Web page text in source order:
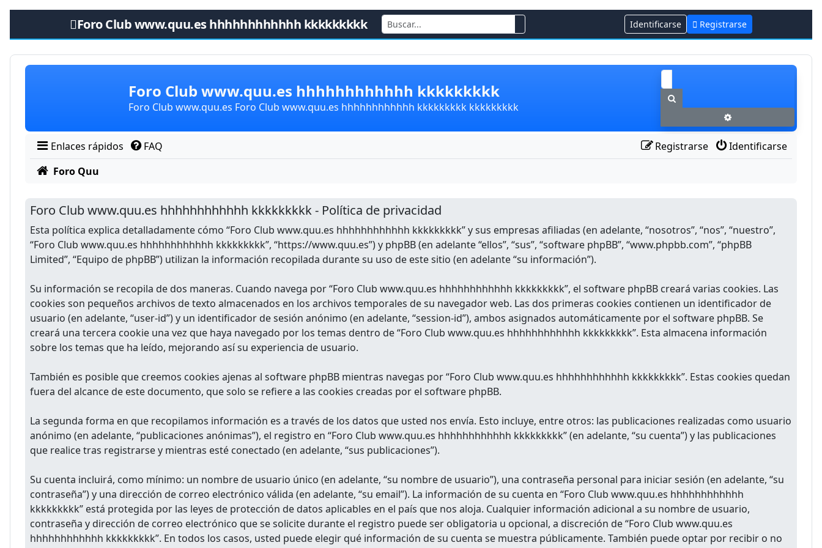
Foro Club www.quu.es hhhhhhhhhhhh kkkkkkkkk Identificarse Registrarse
Obviar
Foro Club www.quu.es hhhhhhhhhhhh kkkkkkkkk
Foro Club www.quu.es Foro Club www.quu.es hhhhhhhhhhhh kkkkkkkkk kkkkkkkkk
Enlaces rápidos FAQ Identificarse
Registrarse
Foro Quu
Foro Club www.quu.es hhhhhhhhhhhh kkkkkkkkk - Política de privacidad
Esta política explica detalladamente cómo “Foro Club www.quu.es hhhhhhhhhhhh kkkkkkkkk” y sus empresas afiliadas (en adelante, “nosotros”, “nos”, “nuestro”,
“Foro Club www.quu.es hhhhhhhhhhhh kkkkkkkkk”, “https://www.quu.es”) y phpBB (en adelante “ellos”, “sus”, “software phpBB”, “www.phpbb.com”, “phpBB
Limited”, “Equipo de phpBB”) utilizan la información recopilada durante su uso de este sitio (en adelante “su información”).
Su información se recopila de dos maneras. Cuando navega por “Foro Club www.quu.es hhhhhhhhhhhh kkkkkkkkk”, el software phpBB creará varias cookies. Las
cookies son pequeños archivos de texto almacenados en los archivos temporales de su navegador web. Las dos primeras cookies contienen un identificador de
usuario (en adelante, “user-id”) y un identificador de sesión anónimo (en adelante, “session-id”), ambos asignados automáticamente por el software phpBB. Se
creará una tercera cookie una vez que haya navegado por los temas dentro de “Foro Club www.quu.es hhhhhhhhhhhh kkkkkkkkk”. Esta almacena información
sobre los temas que ha leído, mejorando así su experiencia de usuario.
También es posible que creemos cookies ajenas al software phpBB mientras navegas por “Foro Club www.quu.es hhhhhhhhhhhh kkkkkkkkk”. Estas cookies quedan
fuera del alcance de este documento, que solo se refiere a las cookies creadas por el software phpBB.
La segunda forma en que recopilamos información es a través de los datos que usted nos envía. Esto incluye, entre otros: las publicaciones realizadas como usuario
anónimo (en adelante, “publicaciones anónimas”), el registro en “Foro Club www.quu.es hhhhhhhhhhhh kkkkkkkkk” (en adelante, “su cuenta”) y las publicaciones
que realice tras registrarse y mientras esté conectado (en adelante, “sus publicaciones”).
Su cuenta incluirá, como mínimo: un nombre de usuario único (en adelante, “su nombre de usuario”), una contraseña personal para iniciar sesión (en adelante, “su
contraseña”) y una dirección de correo electrónico válida (en adelante, “su email”). La información de su cuenta en “Foro Club www.quu.es hhhhhhhhhhhh
kkkkkkkkk” está protegida por las leyes de protección de datos aplicables en el país que nos aloja. Cualquier información adicional a su nombre de usuario,
contraseña y dirección de correo electrónico que se solicite durante el registro puede ser obligatoria u opcional, a discreción de “Foro Club www.quu.es
hhhhhhhhhhhh kkkkkkkkk”. En todos los casos, usted puede elegir qué información de su cuenta se muestra públicamente. También puede optar por recibir o no